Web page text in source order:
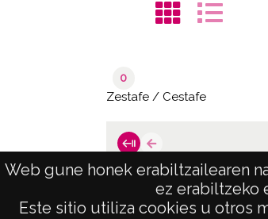
Web gune honek erabiltzailearen
ez erabiltzeko
Este sitio utiliza cookies u otros
0
Zestafe / Cestafe
AVISO LEGAL